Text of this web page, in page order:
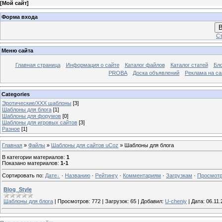
[Мой сайт]
Форма входа
Меню сайта
Главная страница Информация о сайте Каталог файлов Каталог статей
PROBA
Доска объявлений Реклама на
Categories
Эротические/ХХХ шаблоны [3]
Шаблоны для блога [1]
Шаблоны для форумов [0]
Шаблоны для игровых сайтов [3]
Разное [1]
Главная » Файлы » Шаблоны для сайтов uCoz » Шаблоны для блога
В категории материалов: 1
Показано материалов: 1-1
Сортировать по: Дате · Названию · Рейтингу · Комментариям · Загрузкам ·
Blog_Style
Шаблоны для блога | Просмотров: 772 | Загрузок: 65 | Добавил: U-cheniy | Дата: